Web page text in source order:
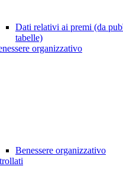
Dati relativi ai premi (da
tabelle)
organizzativo
Benessere organizzativo